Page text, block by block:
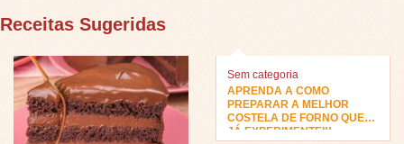
Receitas Sugeridas
Sem categoria
APRENDA A COMO
PREPARAR A MELHOR
COSTELA DE FORNO QUE
JÁ EXPERIMENTEI!!